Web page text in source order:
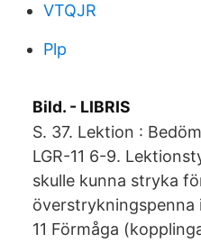
VTQJR
Plp
Bild. - LIBRIS
S. 37. Lektion :
LGR-11 6-9.
skulle kunna stryka
överstrykningspenna
11 Förmåga